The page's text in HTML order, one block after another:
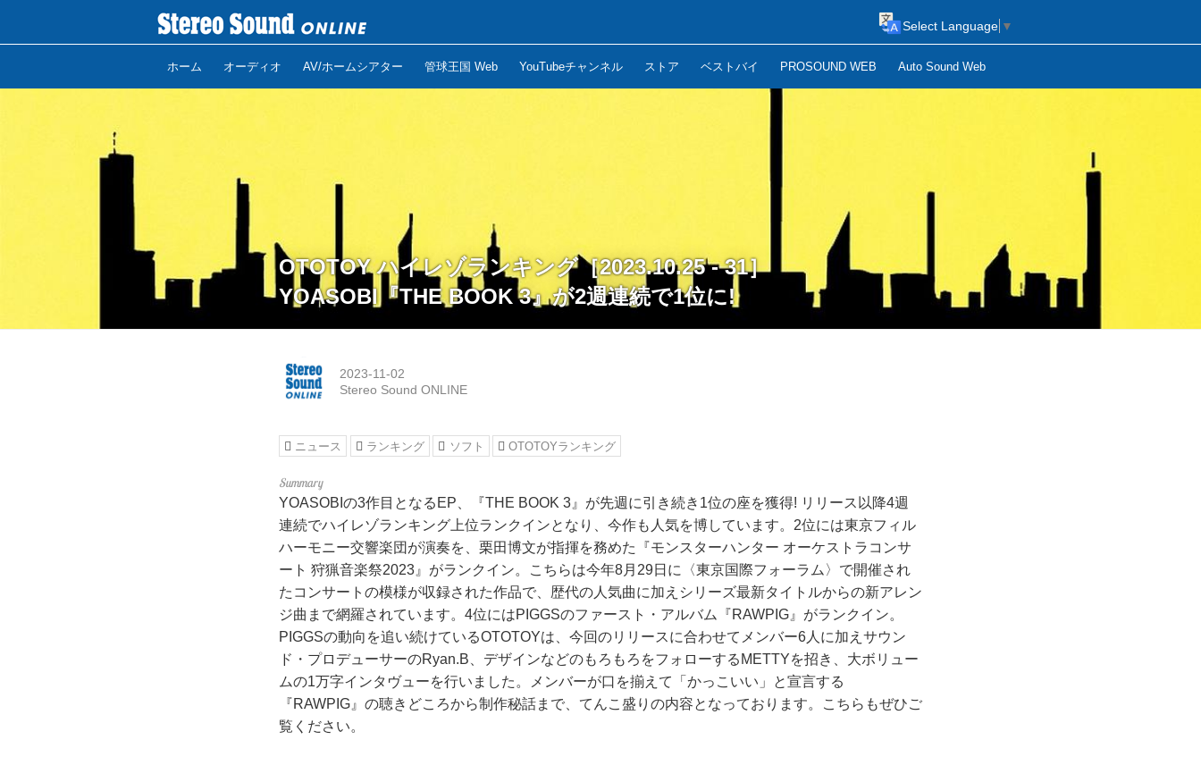
ホーム オーディオ AV/ホームシアター 管球王国 Web YouTubeチャンネル ストア ベストバイ PROSOUND WEB Auto Sound Web
Select Language ▼
OTOTOY ハイレゾランキング［2023.10.25 - 31］
YOASOBI『THE BOOK 3』が2週連続で1位に!
2023-11-02
Stereo Sound ONLINE
ニュース ランキング ソフト OTOTOYランキング
YOASOBIの3作目となるEP、『THE BOOK 3』が先週に引き続き1位の座を獲得! リリース以降4週
連続でハイレゾランキング上位ランクインとなり、今作も人気を博しています。2位には東京フィル
ハーモニー交響楽団が演奏を、栗田博文が指揮を務めた『モンスターハンター オーケストラコンサ
ート 狩猟音楽祭2023』がランクイン。こちらは今年8月29日に〈東京国際フォーラム〉で開催され
たコンサートの模様が収録された作品で、歴代の人気曲に加えシリーズ最新タイトルからの新アレン
ジ曲まで網羅されています。4位にはPIGGSのファースト・アルバム『RAWPIG』がランクイン。
PIGGSの動向を追い続けているOTOTOYは、今回のリリースに合わせてメンバー6人に加えサウン
ド・プロデューサーのRyan.B、デザインなどのもろもろをフォローするMETTYを招き、大ボリュー
ムの1万字インタヴューを行いました。メンバーが口を揃えて「かっこいい」と宣言する
『RAWPIG』の聴きどころから制作秘話まで、てんこ盛りの内容となっております。こちらもぜひご
覧ください。